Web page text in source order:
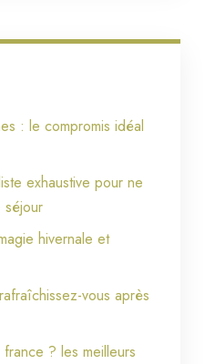
: le compromis idéal
exhaustive pour ne
séjour
hivernale et
vous après
? les meilleurs